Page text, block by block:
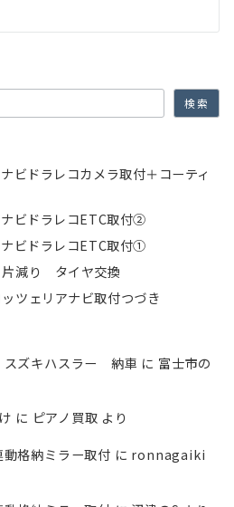
検索
ドラレコカメラ取付＋コーティ
ビドラレコETC取付②
ビドラレコETC取付①
減り タイヤ交換
ェリアナビ取付つづき
キハスラー 納車 に 富士市の
に ピアノ買取 より
格納ミラー取付 に ronnagaiki